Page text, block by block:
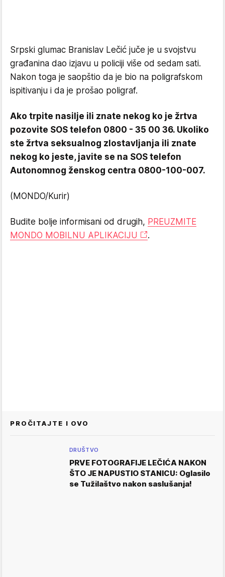
Srpski glumac Branislav Lečić juče je u svojstvu
građanina dao izjavu u policiji više od sedam sati.
Nakon toga je saopštio da je bio na poligrafskom
ispitivanju i da je prošao poligraf.
Ako trpite nasilje ili znate nekog ko je žrtva
pozovite SOS telefon 0800 - 35 00 36. Ukoliko
ste žrtva seksualnog zlostavljanja ili znate
nekog ko jeste, javite se na SOS telefon
Autonomnog ženskog centra 0800-100-007.
(MONDO/Kurir)
Budite bolje informisani od drugih, PREUZMITE
MONDO MOBILNU APLIKACIJU
.
PROČITAJTE I OVO
DRUŠTVO
PRVE FOTOGRAFIJE LEČIĆA NAKON
ŠTO JE NAPUSTIO STANICU: Oglasilo
se Tužilaštvo nakon saslušanja!